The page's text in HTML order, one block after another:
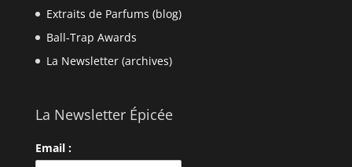
Extraits de Parfums (blog)
Ball-Trap Awards
La Newsletter (archives)
La Newsletter Épicée
Email :